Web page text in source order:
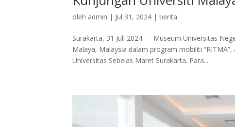
oleh admin | Jul 31, 2024 |berita
Surakarta, 31 Juli 2024 — Museum Universitas
Malaya, Malaysia dalam program mobiliti
Universitas Sebelas Maret Surakarta. Para...